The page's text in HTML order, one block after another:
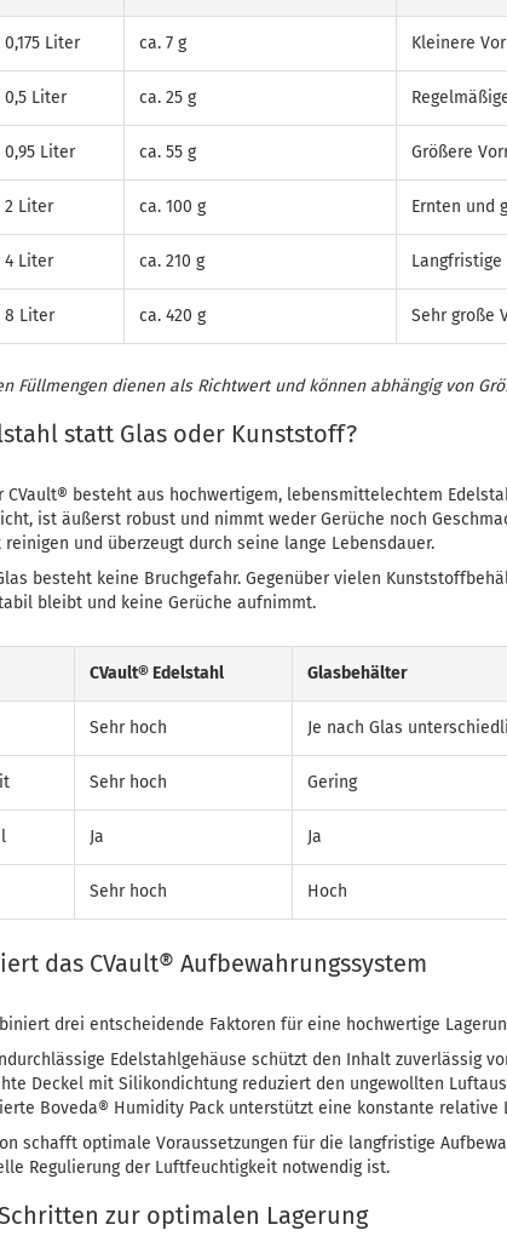
0,175 Liter ca. 7 g Kleinere
0,5 Liter ca. 25 g
0,95 Liter ca. 55 g Größere
2 Liter ca. 100 g Ernten und
4 Liter ca. 210 g
8 Liter ca. 420 g Sehr große
Füllmengen dienen als Richtwert und können abhängig von
statt Glas oder Kunststoff?
CVault® besteht aus hochwertigem, lebensmittelechtem
ist äußerst robust und nimmt weder Gerüche noch
und überzeugt durch seine lange Lebensdauer.
besteht keine Bruchgefahr. Gegenüber vielen
bleibt und keine Gerüche aufnimmt.
CVault® Edelstahl Glasbehälter
Sehr hoch Je nach Glas
Sehr hoch Gering
Ja Ja
Sehr hoch Hoch
das CVault® Aufbewahrungssystem
drei entscheidende Faktoren für eine hochwertige
Edelstahlgehäuse schützt den Inhalt zuverlässig
Deckel mit Silikondichtung reduziert den ungewollten
Boveda® Humidity Pack unterstützt eine konstante
schafft optimale Voraussetzungen für die langfristige
Regulierung der Luftfeuchtigkeit notwendig ist.
zur optimalen Lagerung